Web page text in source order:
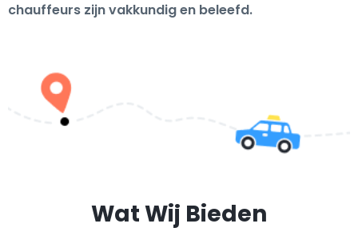
chauffeurs zijn vakkundig en beleefd.
Wat Wij Bieden